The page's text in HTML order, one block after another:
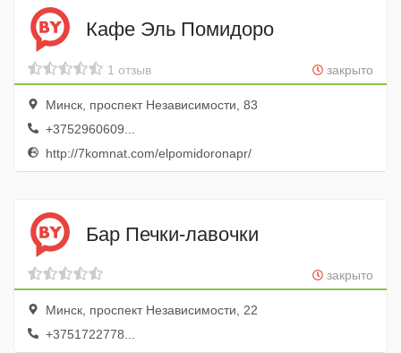
Кафе Эль Помидоро
закрыто
1 отзыв
Минск, проспект Независимости, 83
+3752960609...
http://7komnat.com/elpomidoronapr/
Бар Печки-лавочки
закрыто
Минск, проспект Независимости, 22
+3751722778...